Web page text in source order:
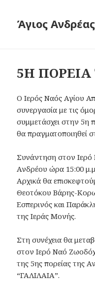
Άγιος
5Η
Ο Ιερός Ναός Αγίου
συνεργασία με τις
συμμετάσχει στην 5η
θα πραγματοποιηθεί
Συνάντηση στον
Ανδρέου ώρα 15:00
Αρχικά θα
Θεοτόκου Βάρης-
Εσπερινός και
της Ιεράς Μονής.
Στη συνέχεια θα
στον Ιερό Ναό
της 5ης πορείας της
“ΓΑΛΙΛΑΙΑ”.